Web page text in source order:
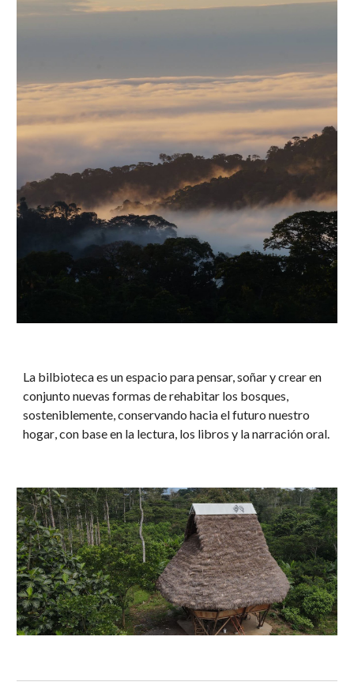
La bilbioteca es un espacio para pensar, soñar ycrear en
conjunto nuevas formas de rehabitar los bosques,
sosteniblemente, conservando hacia el futuro nuestro
hogar, con base en la lectura, los libros y la narración oral.